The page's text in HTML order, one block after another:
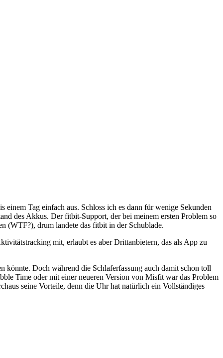
Tag einfach aus. Schloss ich es dann für wenige Sekunden
des Akkus. Der fitbit-Support, der bei meinem ersten Problem so
(WTF?), drum landete das fitbit in der Schublade.
mit, erlaubt es aber Drittanbietern, das als App zu
könnte. Doch während die Schlaferfassung auch damit schon toll
Time oder mit einer neueren Version von Misfit war das Problem
seine Vorteile, denn die Uhr hat natürlich ein Vollständiges